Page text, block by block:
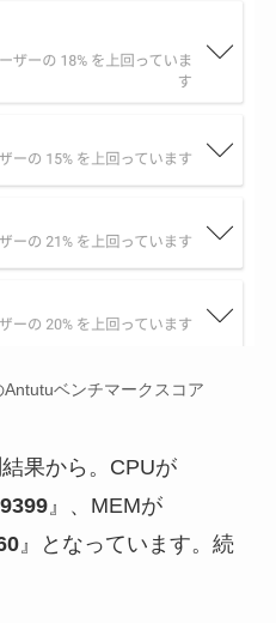
ベンチマークスコア
果から。CPUが
』、MEMが
』となっています。続